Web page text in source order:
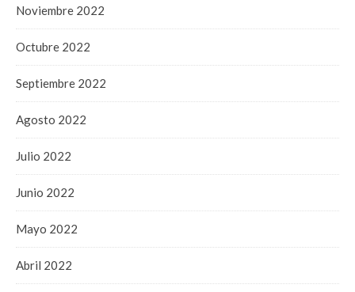
Noviembre 2022
Octubre 2022
Septiembre 2022
Agosto 2022
Julio 2022
Junio 2022
Mayo 2022
Abril 2022